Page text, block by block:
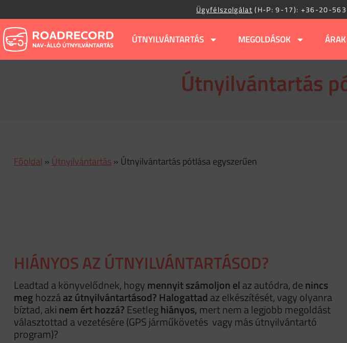
Ügyfélszolgálat (H-P: 9-17): +36-20-
ÚTNYILVÁNTARTÁS MEGOLDÁSOK ÁRAK
Útnyilvántartás
Főoldal » Útnyilvántartás» Útnyilvántartás pótlása egyszerűen
HIÁNYOS AZ ÚTNYILVÁNTARTÁSOD?
Leadtad a könyvelődnek, hogymennyit számoljon elaz autódra, denincs
meghozzáaz útnyilvántartásod?Halogattadaz elkészítését, vagy olyanra
bíztad, akinem ért hozzá? Esetleghiányos,mert nem a legjobb megoldást
választottad a vezetésére (GPS járműkövetés vagy más útnyilvántartó
program)?